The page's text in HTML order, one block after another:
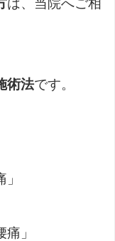
は、当院へご相
術法です。
」